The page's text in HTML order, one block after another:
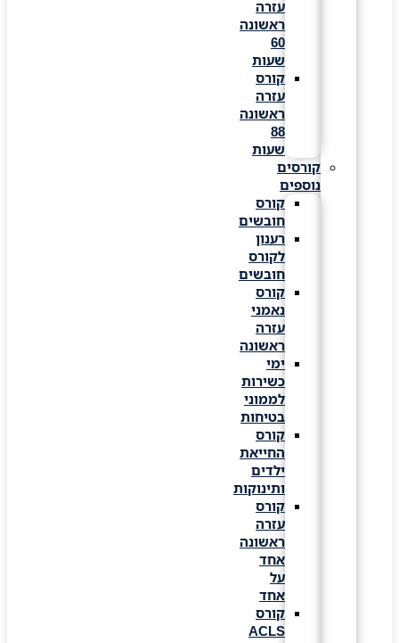
עזרה
ראשונה
שעות
קורס
עזרה
ראשונה
שעות
קורסים
נוספים
קורס
חובשים
רענון
לקורס
חובשים
קורס
נאמני
עזרה
ראשונה
ימי
כשירות
לממוני
בטיחות
קורס
החייאת
ילדים
ותינוקות
קורס
עזרה
ראשונה
קורס
ACLS